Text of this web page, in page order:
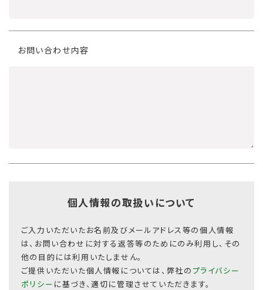
お問い合わせ内容
個人情報の取扱いについて
ご入力いただいたお名前及びメールアドレス等の個人情報
は、お問い合わせに対する返答等のためにのみ利用し、その
他の目的には利用いたしません。
ご提供いただいた個人情報については、弊社のプライバシー
ポリシー に基づき、適切に管理させていただきます。